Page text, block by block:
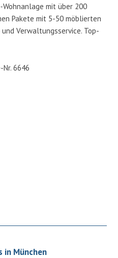
mit über 200
Pakete mit 5-50 möblierten
Verwaltungsservice. Top-
6646
in München